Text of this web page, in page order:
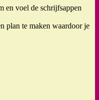
en voel de schrijfsappen
plan te maken waardoor je